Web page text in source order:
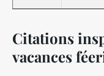
Citations
vacances